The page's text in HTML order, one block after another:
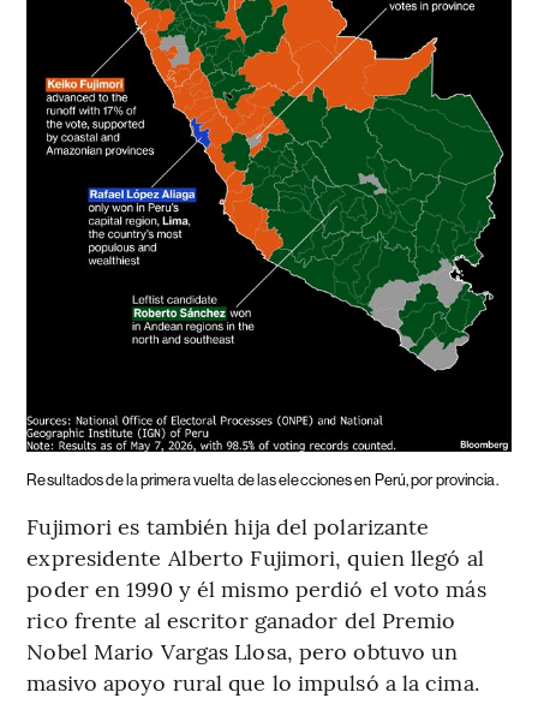
Resultados de la primera vuelta de las elecciones en Perú, por provincia.
Fujimori es también hija del polarizante
expresidente Alberto Fujimori, quien llegó al
poder en 1990 y él mismo perdió el voto más
rico frente al escritor ganador del Premio
Nobel Mario Vargas Llosa, pero obtuvo un
masivo apoyo rural que lo impulsó a la cima.